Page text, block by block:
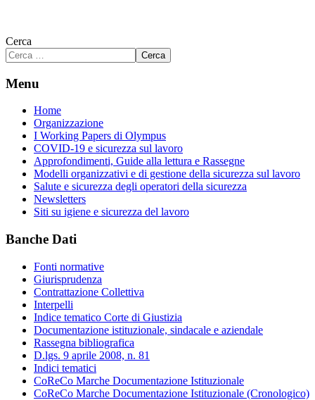
Cerca
Cerca
Menu
Home
Organizzazione
I Working Papers di Olympus
COVID-19 e sicurezza sul lavoro
Approfondimenti, Guide alla lettura e Rassegne
Modelli organizzativi e di gestione della sicurezza sul lavoro
Salute e sicurezza degli operatori della sicurezza
Newsletters
Siti su igiene e sicurezza del lavoro
Banche Dati
Fonti normative
Giurisprudenza
Contrattazione Collettiva
Interpelli
Indice tematico Corte di Giustizia
Documentazione istituzionale, sindacale e aziendale
Rassegna bibliografica
D.lgs. 9 aprile 2008, n. 81
Indici tematici
CoReCo Marche Documentazione Istituzionale
CoReCo Marche Documentazione Istituzionale (Cronologico)